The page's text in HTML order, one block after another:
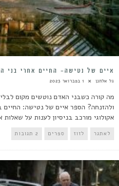
איים של נטישה- החיים אחרי בני
גל אלחנן 1 בפברואר 2023
מה קורה כשבני האדם נוטשים מקום
ולהזנחה? הספר איים של נטישה: החיים
אקולוגי מורכב בניסיון לענות על שאלות
לאתגר לזוז ספרים 2 תגובות